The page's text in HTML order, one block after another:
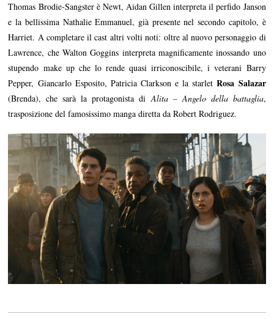
Thomas Brodie-Sangster è Newt, Aidan Gillen interpreta il perfido Janson
e la bellissima Nathalie Emmanuel, già presente nel secondo capitolo, è
Harriet. A completare il cast altri volti noti: oltre al nuovo personaggio di
Lawrence, che Walton Goggins interpreta magnificamente inossando uno
stupendo make up che lo rende quasi irriconoscibile, i veterani Barry
Pepper, Giancarlo Esposito, Patricia Clarkson e la starlet Rosa Salazar
(Brenda), che sarà la protagonista diAlita – Angelo della battaglia,
trasposizione del famosissimo manga diretta da Robert Rodriguez.